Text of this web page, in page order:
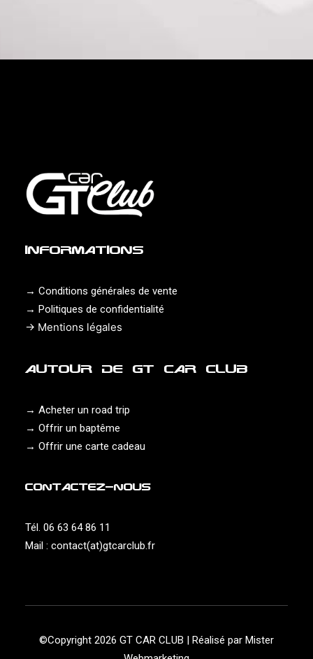
Entreprise
INFORMATIONS
→ Conditions générales de vente
→ Politiques de confidentialité
→ Mentions légales
AUTOUR DE GT CAR CLUB
→ Acheter un road trip
→ Offrir un baptême
→ Offrir une carte cadeau
CONTACTEZ-NOUS
Tél. 06 63 64 86 11
Mail : contact(at)gtcarclub.fr
©Copyright 2026 GT CAR CLUB | Réalisé par Mister